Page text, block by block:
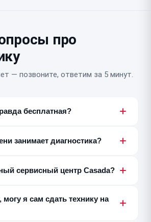
про
— позвоните, ответим за 5 минут.
бесплатная?
диагностика платная
занимает диагностика?
Регламентное время —
сервисный центр Casada?
по гарантии производителя не
нужно обращаться в
могу я сам сдать технику на